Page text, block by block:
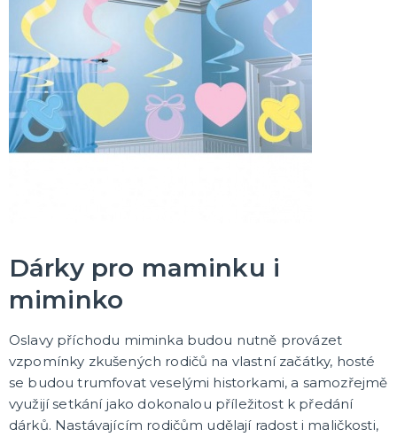
Dárky pro maminku i
miminko
Oslavy příchodu miminka budou nutně provázet
vzpomínky zkušených rodičů na vlastní začátky, hosté
se budou trumfovat veselými historkami, a samozřejmě
využijí setkání jako dokonalou příležitost k předání
dárků. Nastávajícím rodičům udělají radost i maličkosti,